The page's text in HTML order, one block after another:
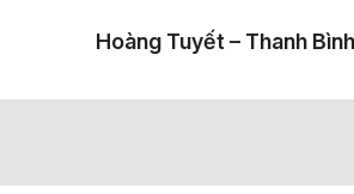
Hoàng Tuyết – Thanh Bình